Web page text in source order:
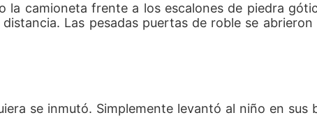
la camioneta frente a los escalones de piedra
Las pesadas puertas de roble se
se inmutó. Simplemente levantó al niño en